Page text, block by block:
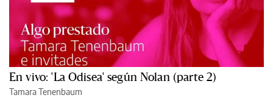
En vivo: 'La Odisea' según Nolan (parte 2)
Tamara Tenenbaum